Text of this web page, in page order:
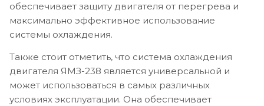
обеспечивает защиту двигателя от перегрева и
максимально эффективное использование
системы охлаждения.
Также стоит отметить, что система охлаждения
двигателя ЯМЗ-238 является универсальной и
может использоваться в самых различных
условиях эксплуатации. Она обеспечивает